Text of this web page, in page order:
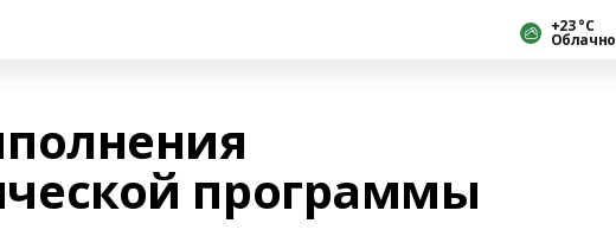
+23 °С
Облачно
программы